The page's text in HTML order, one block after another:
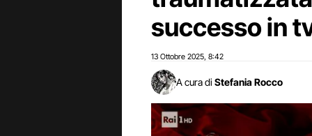
successo in
13 Ottobre 2025 8:42
A cura di Stefania Rocco